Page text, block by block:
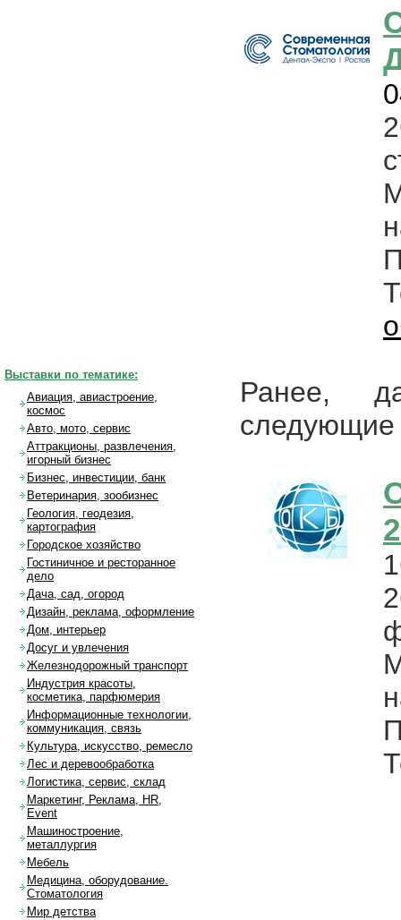
Ранее,
следующие
Выставки по тематике:
Авиация, авиастроение,
космос
Авто, мото, сервис
Аттракционы, развлечения,
игорный бизнес
Бизнес, инвестиции, банк
Ветеринария, зообизнес
Геология, геодезия,
картография
Городское хозяйство
Гостиничное и ресторанное
дело
Дача, сад, огород
Дизайн, реклама, оформление
Дом, интерьер
Досуг и увлечения
Железнодорожный транспорт
Индустрия красоты,
косметика, парфюмерия
Информационные технологии,
коммуникация, связь
Культура, искусство, ремесло
Лес и деревообработка
Логистика, сервис, склад
Маркетинг, Реклама, HR,
Event
Машиностроение,
металлургия
Мебель
Медицина, оборудование.
Стоматология
Мир детства